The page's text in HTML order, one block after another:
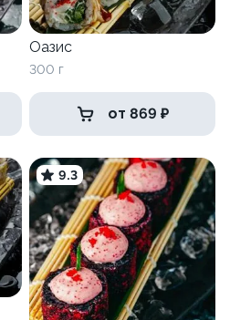
Оазис
300 г
от 869 ₽
9.3